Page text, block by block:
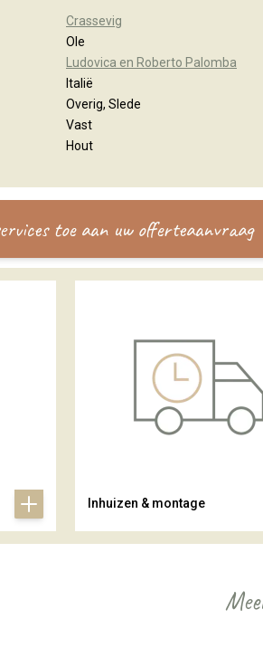
Crassevig
Ole
Ludovica en Roberto Palomba
Italië
Overig, Slede
Vast
Hout
toe aan uw offerteaanvraag
Inhuizen & montage